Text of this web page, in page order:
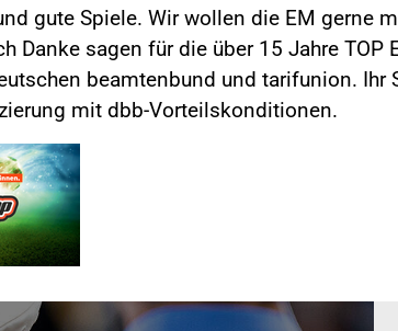
gute Spiele. Wir wollen die EM gerne
Danke sagen für die über 15 Jahre TOP
beamtenbund und tarifunion. Ihr
mit dbb-Vorteilskonditionen.